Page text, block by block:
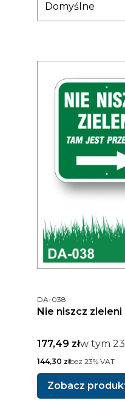
Domyślne
Kod produktu
DA-038
Nie niszcz
Cena brutto
177,49 złw tym
w tym
Cena netto
144,30 złbez 23% VAT
Zobacz